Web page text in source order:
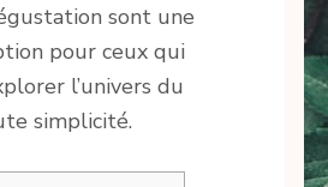
sont une
pour ceux qui
l’univers du
simplicité.